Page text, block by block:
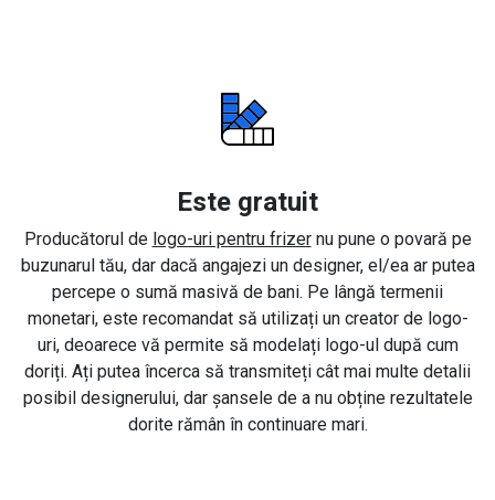
Este gratuit
Producătorul de logo-uri pentru frizernu pune o povară pe
buzunarul tău, dar dacă angajezi un designer, el/ea ar putea
percepe o sumă masivă de bani. Pe lângă termenii
monetari, este recomandat să utilizați un creator de logo-
uri, deoarece vă permite să modelați logo-ul după cum
doriți. Ați putea încerca să transmiteți cât mai multe detalii
posibil designerului, dar șansele de a nu obține rezultatele
dorite rămân în continuare mari.